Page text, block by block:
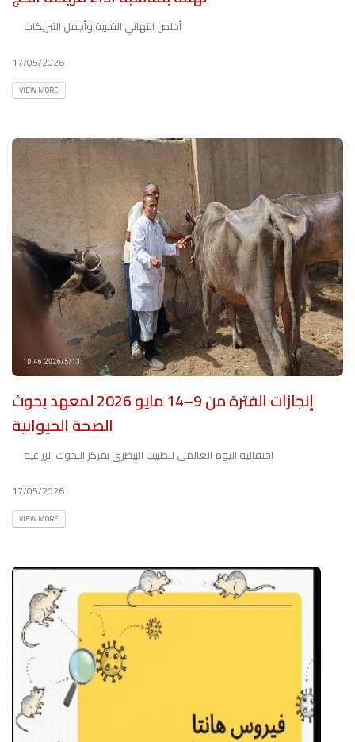
أخلص التهاني القلبية وأجمل التبريكات
17/05/2026
VIEW MORE
إنجازات الفترة من 9–14 مايو 2026 لمعهد بحوث
الصحة الحيوانية
احتفالية اليوم العالمي للطبيب البيطري بمركز البحوث الزراعية
17/05/2026
VIEW MORE